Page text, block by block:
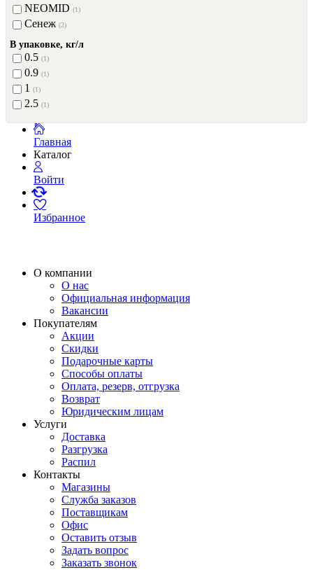
NEOMID (1)
Сенеж (2)
В упаковке, кг/л
0.5 (1)
0.9 (1)
1 (1)
2.5 (1)
Главная
Каталог
Войти
Избранное
О компании
О нас
Официальная информация
Вакансии
Покупателям
Акции
Скидки
Подарочные карты
Способы оплаты
Оплата, резерв, отгрузка
Возврат
Юридическим лицам
Услуги
Доставка
Разгрузка
Распил
Контакты
Магазины
Служба заказов
Поставщикам
Офис
Оставить отзыв
Задать вопрос
Заказать звонок